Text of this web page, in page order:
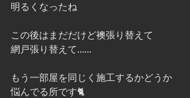
明るくなったね
この後はまだだけど襖張り替えて
網戸張り替えて......
もう一部屋を同じく施工するかどうか
悩んでる所です🐈